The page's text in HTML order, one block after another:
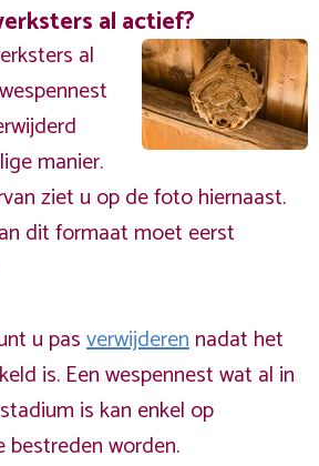
al actief?
al
manier.
ziet u op de foto hiernaast.
dit formaat moet eerst
u pasverwijderennadat het
is. Een wespennest wat al in
is kan enkel op
bestreden worden.